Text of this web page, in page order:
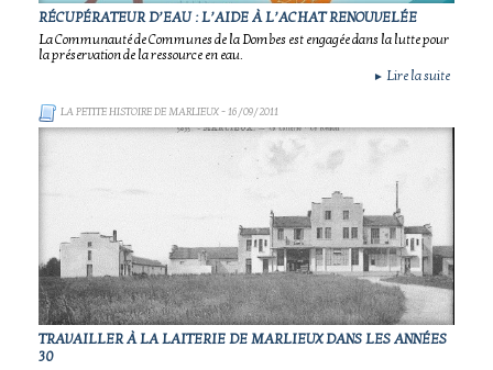
RÉCUPÉRATEUR D’EAU : L’AIDE À L’ACHAT RENOUVELÉE
La Communauté de Communes de la Dombes est engagée dans la lutte pour
la préservation de la ressource en eau.
► Lire la suite
LA PETITE HISTOIRE DE MARLIEUX- 16/09/2011
TRAVAILLER À LA LAITERIE DE MARLIEUX DANS LES ANNÉES
30